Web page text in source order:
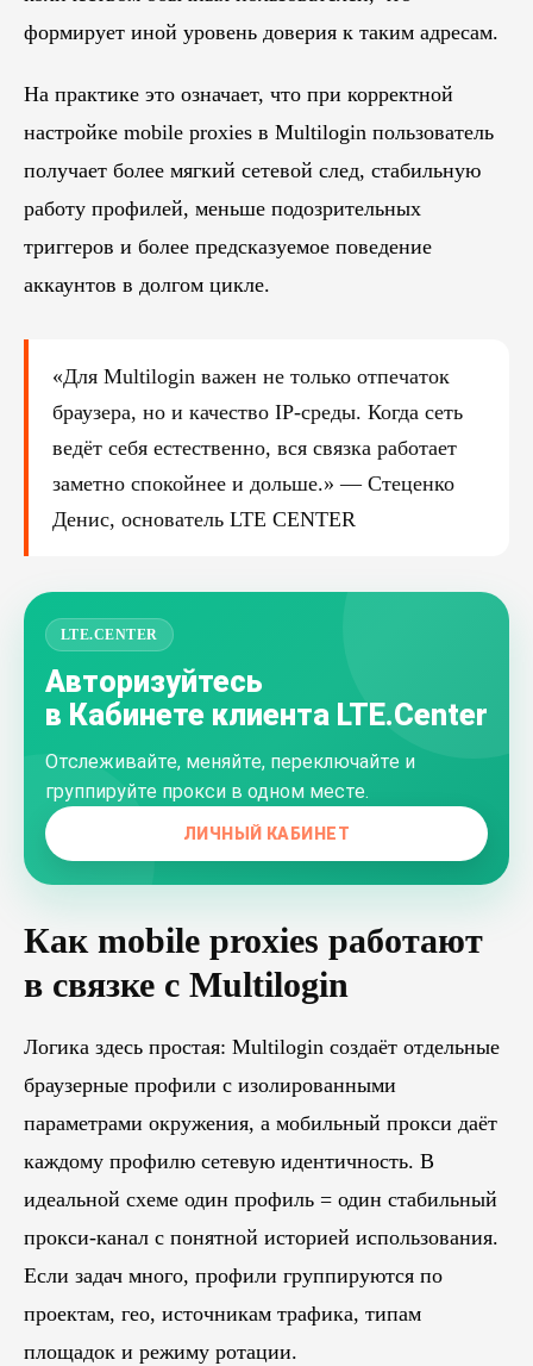
формирует иной уровень доверия к таким адресам.
На практике это означает, что при корректной
настройке mobile proxies в Multilogin пользователь
получает более мягкий сетевой след, стабильную
работу профилей, меньше подозрительных
триггеров и более предсказуемое поведение
аккаунтов в долгом цикле.
«Для Multilogin важен не только отпечаток
браузера, но и качество IP-среды. Когда сеть
ведёт себя естественно, вся связка работает
заметно спокойнее и дольше.» — Стеценко
Денис, основатель LTE CENTER
LTE.CENTER
Авторизуйтесь
в Кабинете клиента LTE.Center
Отслеживайте, меняйте, переключайте и
группируйте прокси в одном месте.
ЛИЧНЫЙ КАБИНЕТ
Как mobile proxies работают
в связке с Multilogin
Логика здесь простая: Multilogin создаёт отдельные
браузерные профили с изолированными
параметрами окружения, а мобильный прокси даёт
каждому профилю сетевую идентичность. В
идеальной схеме один профиль = один стабильный
прокси-канал с понятной историей использования.
Если задач много, профили группируются по
проектам, гео, источникам трафика, типам
площадок и режиму ротации.